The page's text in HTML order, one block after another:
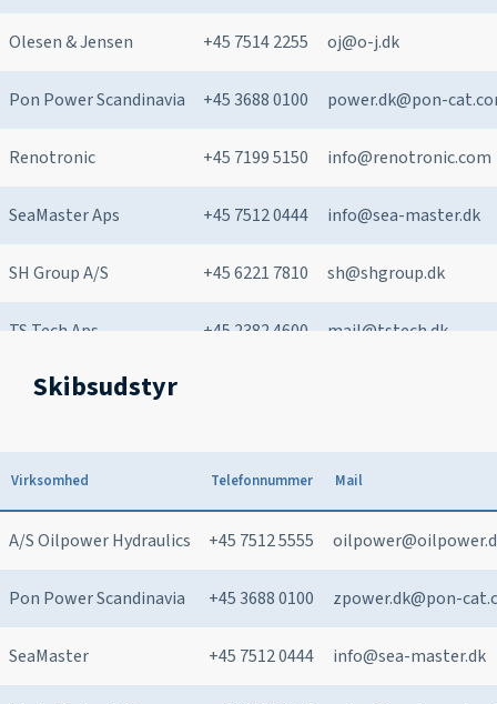
Olesen & Jensen +45 7514 2255 oj@o-j.dk
Pon Power Scandinavia +45 3688 0100 power.dk@pon-
Renotronic +45 7199 5150 info@renotronic.com
SeaMaster Aps +45 7512 0444 info@sea-master.dk
SH Group A/S +45 6221 7810 sh@shgroup.dk
TS Tech Aps +45 2382 4600 mail@tstech.dk
West-Marine A/S
Kemp & Lauritzen +45 7611 4900 kl@kemp-lauritzen.dk
Skibsudstyr
Virksomhed Telefonnummer Mail
A/S Oilpower Hydraulics +45 7512 5555
Pon Power Scandinavia +45 3688 0100 zpower.dk@pon-
SeaMaster +45 7512 0444 info@sea-master.dk